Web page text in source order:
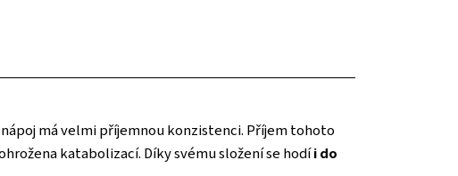
má velmi příjemnou konzistenci. Příjem tohoto
katabolizací. Díky svému složení se hodíi do